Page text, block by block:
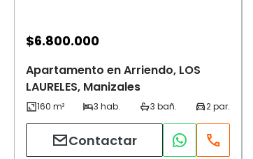
$6.800.000
Apartamento en Arriendo, LOS
LAURELES, Manizales
Contactar